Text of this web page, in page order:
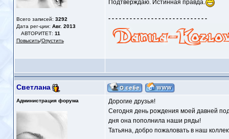
Всего записей: 3292
Дата рег-ции: Авг. 2013
АВТОРИТЕТ: 11
Повысить/Опустить
Подтверждаю. Истинная правда.
- - - - - - - - - - - - - - - - - - - - - - - - - - - -
Светлана
Администрация форума
Дорогие друзья!
Сегодня день рождения моей давней
дня она пополнила наши ряды!
Татьяна, добро пожаловать в наш